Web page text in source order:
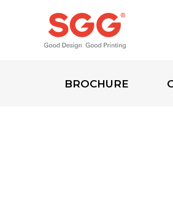
BROCHURE